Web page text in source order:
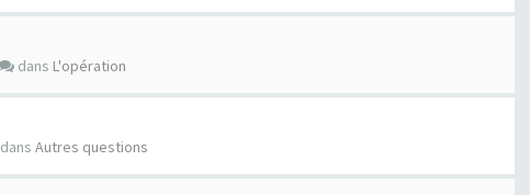
dans L'opération
dans Autres questions